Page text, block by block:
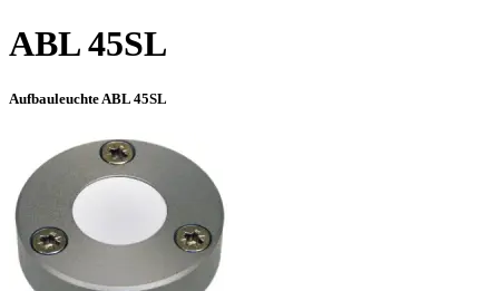
ABL 45SL
Aufbauleuchte ABL 45SL